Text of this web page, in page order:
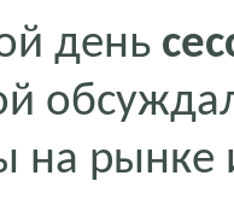
день
на рынке